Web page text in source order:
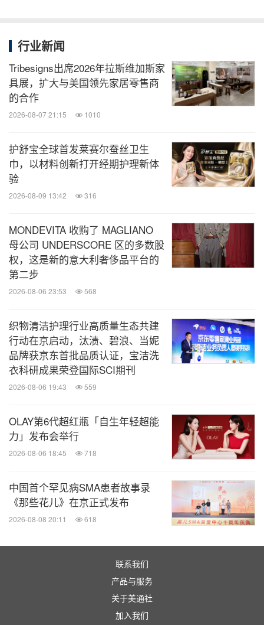
行业新闻
Tribesigns出席2026年拉斯维加斯家
具展，扩大与美国领先家居零售商
的合作
2026-08-07 21:15 1010
护舒宝全球首发莱赛尔蚕丝卫生
巾，以材料创新打开经期护理新体
验
2026-08-09 13:42 316
MONDEVITA 收购了 MAGLIANO
母公司 UNDERSCORE 区的多数股
权，这是新的意大利奢侈品平台的
第二步
2026-08-06 23:53 568
织物清洁护理行业高质量生态共建
行动在京启动，汰渍、碧浪、当妮
品牌获京东首批品质认证，宝洁洗
衣科研成果荣登国际SCI期刊
2026-08-06 19:43 559
OLAY第6代超红瓶「自生年轻超能
力」发布会举行
2026-08-06 18:45 718
中国首个罕见病SMA患者故事录
《那些花儿》在京正式发布
2026-08-08 20:11 618
联系我们
产品与服务
关于美通社
加入我们